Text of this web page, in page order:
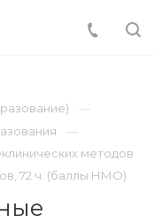
методов
72 ч. (баллы НМО)